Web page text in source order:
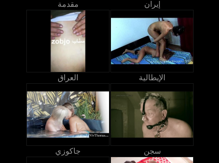
مقدمة إيران
العراق الإيطالية
جاكوزي سجن